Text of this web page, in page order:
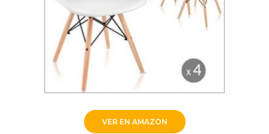
VER EN AMAZON